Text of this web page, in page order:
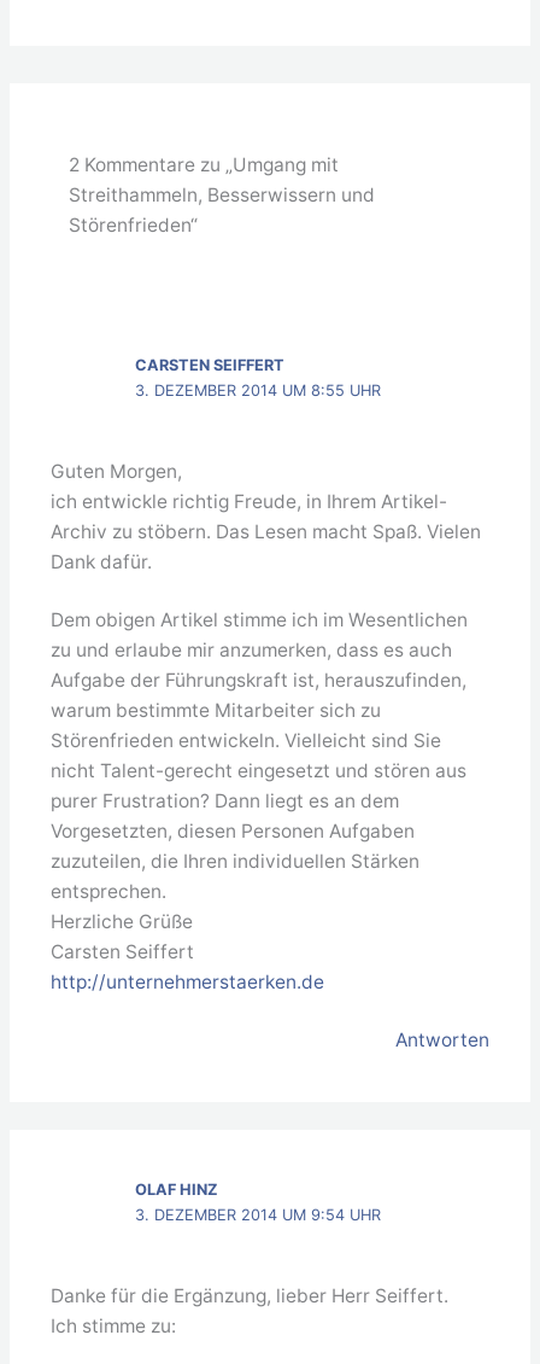
2 Kommentare zu „Umgang mit
Streithammeln, Besserwissern und
Störenfrieden“
CARSTEN SEIFFERT
3. DEZEMBER 2014 UM 8:55 UHR
Guten Morgen,
ich entwickle richtig Freude, in Ihrem Artikel-
Archiv zu stöbern. Das Lesen macht Spaß. Vielen
Dank dafür.
Dem obigen Artikel stimme ich im Wesentlichen
zu und erlaube mir anzumerken, dass es auch
Aufgabe der Führungskraft ist, herauszufinden,
warum bestimmte Mitarbeiter sich zu
Störenfrieden entwickeln. Vielleicht sind Sie
nicht Talent-gerecht eingesetzt und stören aus
purer Frustration? Dann liegt es an dem
Vorgesetzten, diesen Personen Aufgaben
zuzuteilen, die Ihren individuellen Stärken
entsprechen.
Herzliche Grüße
Carsten Seiffert
http://unternehmerstaerken.de
Antworten
OLAF HINZ
3. DEZEMBER 2014 UM 9:54 UHR
Danke für die Ergänzung, lieber Herr Seiffert.
Ich stimme zu: